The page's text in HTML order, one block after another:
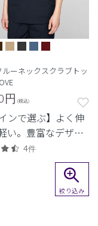
ルーネックスクラブトッ
円 (税込)
ンで選ぶ】よく伸
い。豊富なデザイ
べる、動きやすさ
いを備えた高機能モ
4件
絞り込み